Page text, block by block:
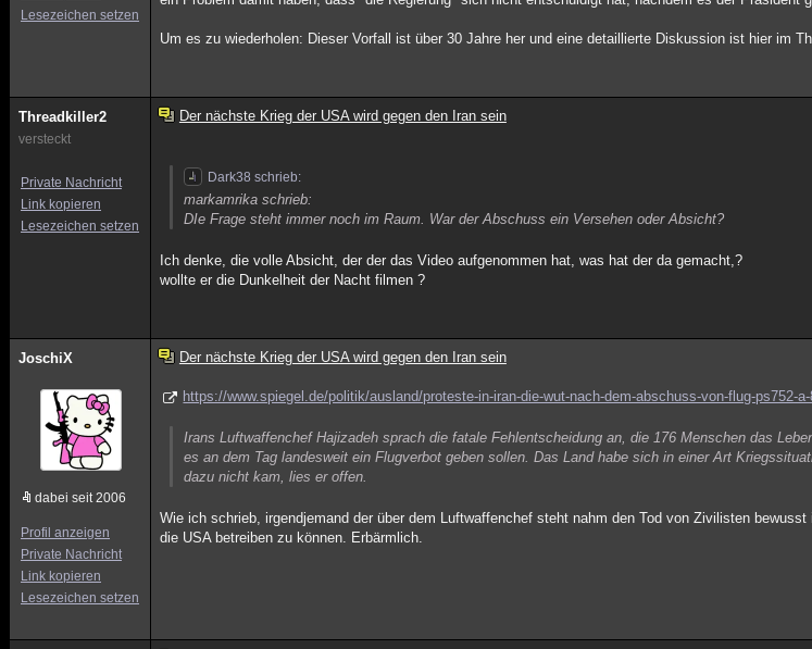
Lesezeichen setzen
Um es zu wiederholen: Dieser Vorfall ist über 30 Jahre her und eine detaillierte Diskussion ist hier im
Threadkiller2
versteckt
Private Nachricht
Link kopieren
Lesezeichen setzen
Der nächste Krieg der USA wird gegen den Iran sein
Dark38 schrieb:
markamrika schrieb:
DIe Frage steht immer noch im Raum. War der Abschuss ein Versehen oder Absicht?
Ich denke, die volle Absicht, der der das Video aufgenommen hat, was hat der da gemacht,?
wollte er die Dunkelheit der Nacht filmen ?
JoschiX
dabei seit 2006
Profil anzeigen
Private Nachricht
Link kopieren
Lesezeichen setzen
Der nächste Krieg der USA wird gegen den Iran sein
https://www.spiegel.de/politik/ausland/proteste-in-iran-die-wut-nach-dem-abschuss-von-flug-ps752-
Irans Luftwaffenchef Hajizadeh sprach die fatale Fehlentscheidung an, die 176 Menschen das
es an dem Tag landesweit ein Flugverbot geben sollen. Das Land habe sich in einer Art
dazu nicht kam, lies er offen.
Wie ich schrieb, irgendjemand der über dem Luftwaffenchef steht nahm den Tod von Zivilisten
die USA betreiben zu können. Erbärmlich.